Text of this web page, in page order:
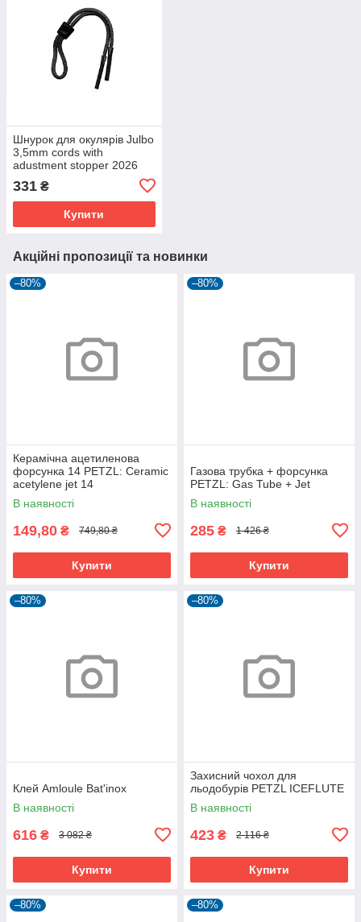
Шнурок для окулярів Julbo
3,5mm cords with
adustment stopper 2026
331 ₴
Купити
Акційні пропозиції та новинки
–80%
Керамічна ацетиленова
форсунка 14 PETZL: Ceramic
acetylene jet 14
В наявності
149,80 ₴ 749,80 ₴
Купити
–80%
Газова трубка + форсунка
PETZL: Gas Tube + Jet
В наявності
285 ₴ 1 426 ₴
Купити
–80%
Клей Amloule Bat'inox
В наявності
616 ₴ 3 082 ₴
Купити
–80%
Захисний чохол для
льодобурів PETZL ICEFLUTE
В наявності
423 ₴ 2 116 ₴
Купити
–80% –80%